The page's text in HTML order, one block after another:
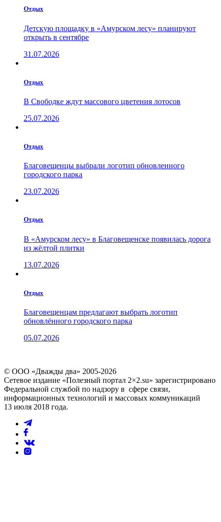
Отдых
Детскую площадку в «Амурском лесу» планируют
открыть в сентябре
31.07.2026
Отдых
В Свободке ждут массового цветения лотосов
25.07.2026
Отдых
Благовещенцы выбрали логотип обновленного
городского парка
23.07.2026
Отдых
В «Амурском лесу» в Благовещенске появилась дорога
из жёлтой плитки
13.07.2026
Отдых
Благовещенцам предлагают выбрать логотип
обновлённого городского парка
05.07.2026
© ООО «Дважды два» 2005-2026
Сетевое издание «Полезный портал 2×2.su» зарегистрировано
Федеральной службой по надзору в сфере связи,
информационных технологий и массовых коммуникаций
13 июля 2018 года.